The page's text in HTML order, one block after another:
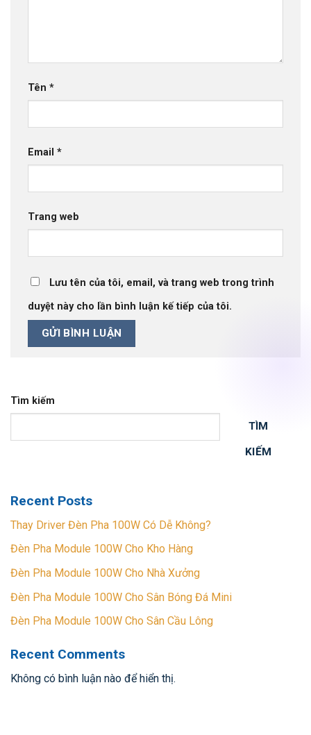
Tên *
Email *
Trang web
Lưu tên của tôi, email, và trang web trong trình
duyệt này cho lần bình luận kế tiếp của tôi.
Tìm kiếm
TÌM
KIẾM
Recent Posts
Thay Driver Đèn Pha 100W Có Dễ Không?
Đèn Pha Module 100W Cho Kho Hàng
Đèn Pha Module 100W Cho Nhà Xưởng
Đèn Pha Module 100W Cho Sân Bóng Đá Mini
Đèn Pha Module 100W Cho Sân Cầu Lông
Recent Comments
Không có bình luận nào để hiển thị.